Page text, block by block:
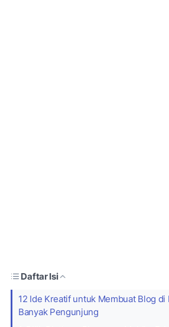
Daftar Isi
12 Ide Kreatif untuk Membuat Blog di
Banyak Pengunjung